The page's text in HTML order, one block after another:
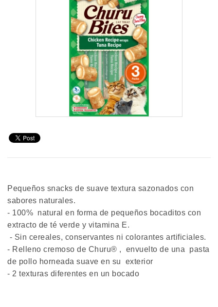
Pequeños snacks de suave textura sazonados con
sabores naturales.
- 100% natural en forma de pequeños bocaditos con
extracto de té verde y vitamina E.
- Sin cereales, conservantes ni colorantes artificiales.
- Relleno cremoso de Churu® , envuelto de una pasta
de pollo horneada suave en su exterior
- 2 texturas diferentes en un bocado